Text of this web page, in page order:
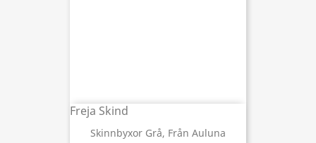
Freja Skind
Skinnbyxor Grå, Från Auluna